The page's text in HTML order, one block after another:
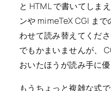
と HTML で書いてしま
ンや mimeTeX CGI ま
わせて読み替えてくだ
でもかまいませんが、
おいたほうが読み手に
もうちょっと複雑な式